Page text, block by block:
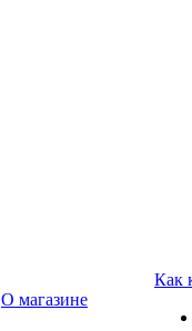
О магазине
Как